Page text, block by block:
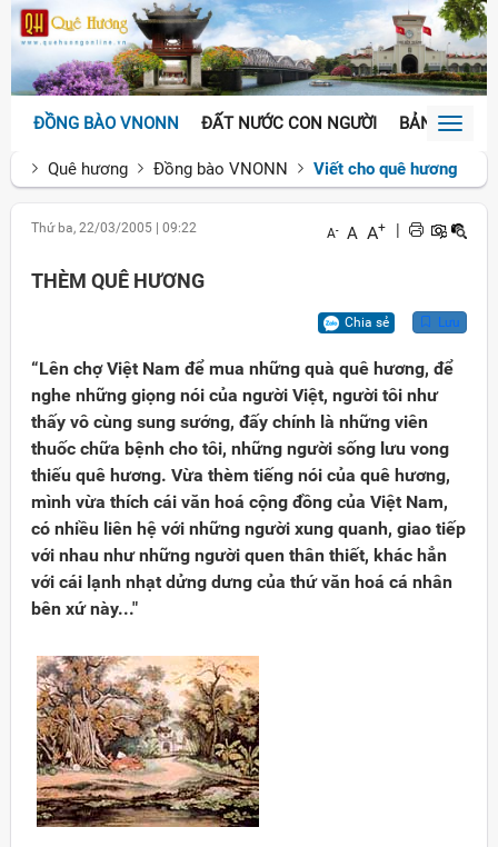
ĐỒNG BÀO VNONN ĐẤT NƯỚC CON NGƯỜI BẢN SẮCToggle
Quê hương
Đồng bào VNONN Viết cho quê hương
Thứ ba, 22/03/2005 09:22 A- A A+
THÈM QUÊ HƯƠNG
Chia sẻ Lưu
“Lên chợ Việt Nam để mua những quà quê hương, để
nghe những giọng nói của người Việt, người tôi như
thấy vô cùng sung sướng, đấy chính là những viên
thuốc chữa bệnh cho tôi, những người sống lưu vong
thiếu quê hương. Vừa thèm tiếng nói của quê hương,
mình vừa thích cái văn hoá cộng đồng của Việt Nam,
có nhiều liên hệ với những người xung quanh, giao tiếp
với nhau như những người quen thân thiết, khác hẳn
với cái lạnh nhạt dửng dưng của thứ văn hoá cá nhân
bên xứ này..."